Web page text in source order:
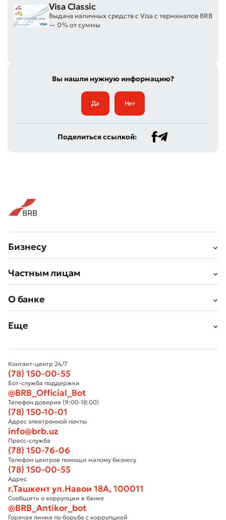
Visa Classic
Выдача наличных средств с Visa с терминалов BRB
— 0% от суммы
Вы нашли нужную информацию?
Да Нет
Поделиться ссылкой:
Бизнесу
Частным лицам
О банке
Еще
Контакт-центр 24/7
(78) 150-00-55
Бот-служба поддержки
@BRB_Official_Bot
Телефон доверия (9:00-18:00)
(78) 150-10-01
Адрес электронной почты
info@brb.uz
Пресс-служба
(78) 150-76-06
Телефон центров помощи малому бизнесу
(78) 150-00-55
Адрес
г.Ташкент ул.Навои 18А, 100011
Сообщить о коррупции в банке
@BRB_Antikor_bot
Горячая линия по борьбе с коррупцией